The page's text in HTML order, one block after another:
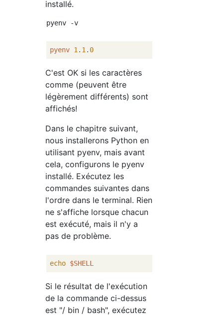
installé.
pyenv 1. 1. 0
C'est OK si les caractères
comme (peuvent être
légèrement différents) sont
affichés!
Dans le chapitre suivant,
nous installerons Python en
utilisant pyenv, mais avant
cela, configurons le pyenv
installé. Exécutez les
commandes suivantes dans
l'ordre dans le terminal. Rien
ne s'affiche lorsque chacun
est exécuté, mais il n'y a
pas de problème.
echo $SHELL
Si le résultat de l'exécution
de la commande ci-dessus
est "/ bin / bash", exécutez